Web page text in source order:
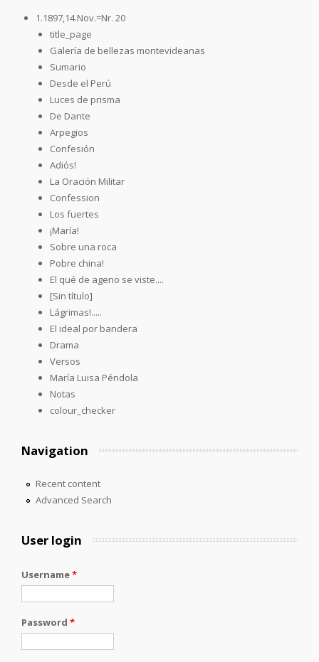
1.1897,14.Nov.=Nr. 20
title_page
Galería de bellezas montevideanas
Sumario
Desde el Perú
Luces de prisma
De Dante
Arpegios
Confesión
Adiós!
La Oración Militar
Confession
Los fuertes
¡María!
Sobre una roca
Pobre china!
El qué de ageno se viste....
[Sin título]
Lágrimas!.....
El ideal por bandera
Drama
Versos
María Luisa Péndola
Notas
colour_checker
Navigation
Recent content
Advanced Search
User login
Username*
Password *